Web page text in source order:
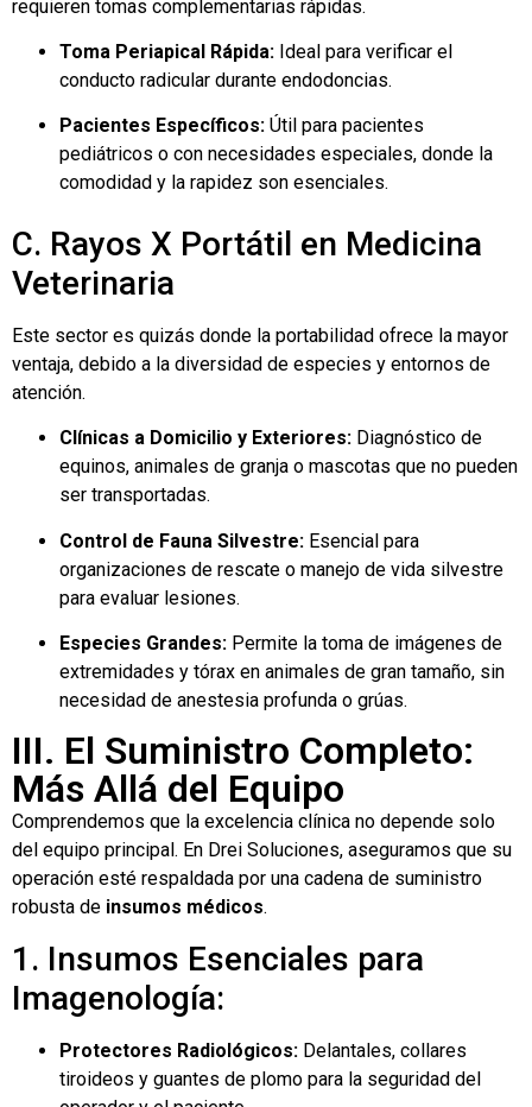
requieren tomas complementarias rápidas.
Toma Periapical Rápida: Ideal para verificar el
conducto radicular durante endodoncias.
Pacientes Específicos: Útil para pacientes
pediátricos o con necesidades especiales, donde la
comodidad y la rapidez son esenciales.
C. Rayos X Portátil en Medicina
Veterinaria
Este sector es quizás donde la portabilidad ofrece la mayor
ventaja, debido a la diversidad de especies y entornos de
atención.
Clínicas a Domicilio y Exteriores: Diagnóstico de
equinos, animales de granja o mascotas que no pueden
ser transportadas.
Control de Fauna Silvestre: Esencial para
organizaciones de rescate o manejo de vida silvestre
para evaluar lesiones.
Especies Grandes: Permite la toma de imágenes de
extremidades y tórax en animales de gran tamaño, sin
necesidad de anestesia profunda o grúas.
III. El Suministro Completo:
Más Allá del Equipo
Comprendemos que la excelencia clínica no depende solo
del equipo principal. En Drei Soluciones, aseguramos que su
operación esté respaldada por una cadena de suministro
robusta de insumos médicos.
1. Insumos Esenciales para
Imagenología:
Protectores Radiológicos: Delantales, collares
tiroideos y guantes de plomo para la seguridad del